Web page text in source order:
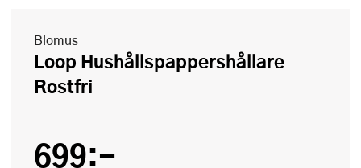
Blomus
Loop Hushållspappershållare
Rostfri
699:-